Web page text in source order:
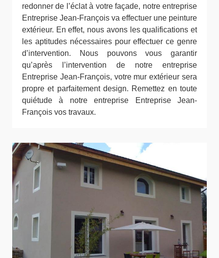
redonner de l’éclat à votre façade, notre entreprise
Entreprise Jean-François va effectuer une peinture
extérieur. En effet, nous avons les qualifications et
les aptitudes nécessaires pour effectuer ce genre
d’intervention. Nous pouvons vous garantir
qu’après l’intervention de notre entreprise
Entreprise Jean-François, votre mur extérieur sera
propre et parfaitement design. Remettez en toute
quiétude à notre entreprise Entreprise Jean-
François vos travaux.